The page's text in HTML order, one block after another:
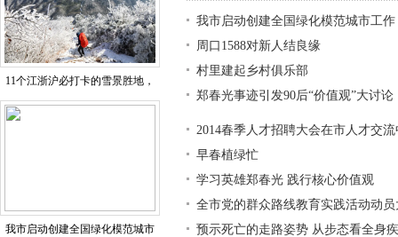
11个江浙沪必打卡的雪景胜地，
我市启动创建全国绿化模范城市
我市启动创建全国绿化模范城市工作
周口1588对新人结良缘
村里建起乡村俱乐部
郑春光事迹引发90后“价值观”大讨论
2014春季人才招聘大会在市人才交
早春植绿忙
学习英雄郑春光 践行核心价值观
全市党的群众路线教育实践活动动
预示死亡的走路姿势 从步态看全身